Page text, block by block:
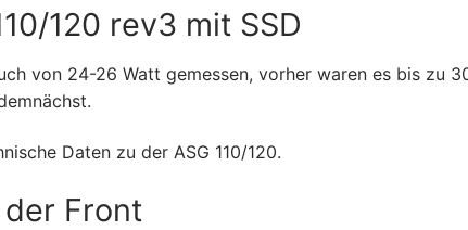
120 rev3 mit SSD
von 24-26 Watt gemessen, vorher waren es bis zu
Daten zu der ASG 110/120.
der Front